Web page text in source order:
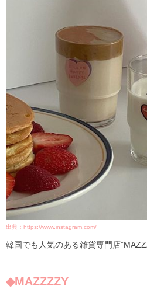
出典：https://www.instagram.com/
韓国でも人気のある雑貨専門店
◆MAZZZZY